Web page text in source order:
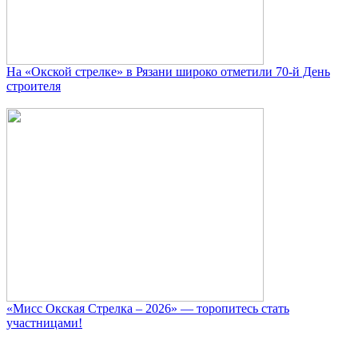
На «Окской стрелке» в Рязани широко отметили 70-й День
строителя
«Мисс Окская Стрелка – 2026» — торопитесь стать
участницами!